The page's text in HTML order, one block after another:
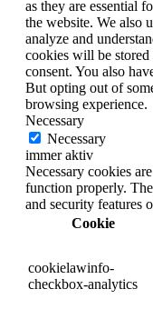
as they are essential
the website. We also
analyze and
cookies will be
consent. You also
But opting out of
browsing experience.
Necessary
Necessary
immer aktiv
Necessary cookies
function properly.
and security features
Cookie
cookielawinfo-
checkbox-analytics